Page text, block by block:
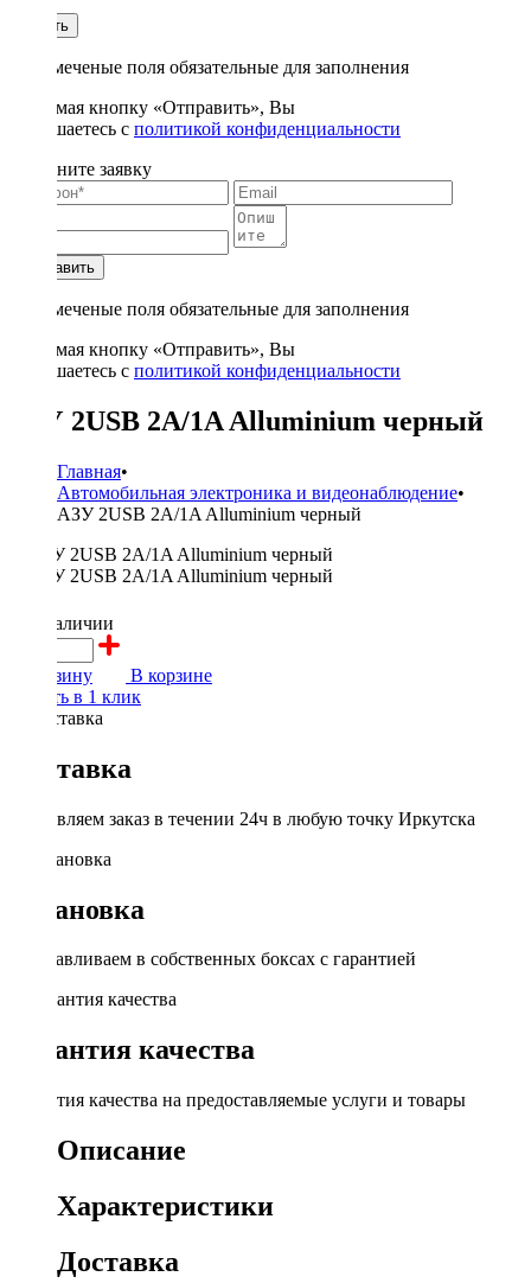
Купить
* - отмеченые поля обязательные для заполнения
Нажимая кнопку «Отправить», Вы
соглашаетесь с политикой конфиденциальности
Заполните заявку
Отправить
* - отмеченые поля обязательные для заполнения
Нажимая кнопку «Отправить», Вы
соглашаетесь с политикой конфиденциальности
АЗУ 2USB 2A/1A Alluminium черный
Главная•
Автомобильная электроника и видеонаблюдение•
АЗУ 2USB 2A/1A Alluminium черный
в наличии
В корзину
В корзине
Купить в 1 клик
Доставка
Доставляем заказ в течении 24ч в любую точку Иркутска
Установка
Устанавливаем в собственных боксах с гарантией
Гарантия качества
Гарантия качества на предоставляемые услуги и товары
Описание
Характеристики
Доставка